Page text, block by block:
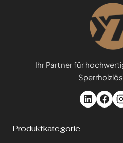
entsteht ein Material, das
stark, sondern auch
und Rissbildung ist.
Ihr Partner für
Produktkategorie